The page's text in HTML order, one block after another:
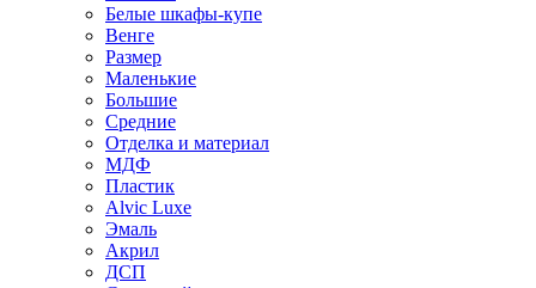
Белые шкафы-купе
Венге
Размер
Маленькие
Большие
Средние
Отделка и материал
МДФ
Пластик
Alvic Luxe
Эмаль
Акрил
ДСП